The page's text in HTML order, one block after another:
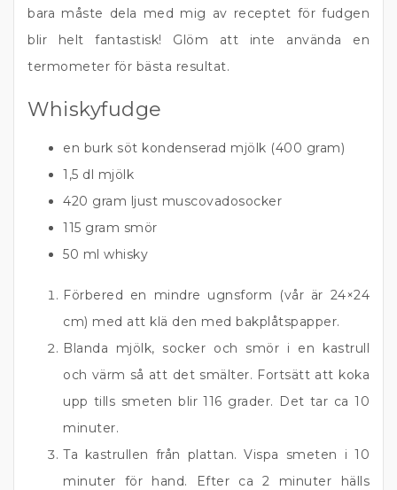
bara måste dela med mig av receptet för fudgen
blir helt fantastisk! Glöm att inte använda en
termometer för bästa resultat.
Whiskyfudge
en burk söt kondenserad mjölk (400 gram)
1,5 dl mjölk
420 gram ljust muscovadosocker
115 gram smör
50 ml whisky
Förbered en mindre ugnsform (vår är 24×24
cm) med att klä den med bakplåtspapper.
Blanda mjölk, socker och smör i en kastrull
och värm så att det smälter. Fortsätt att koka
upp tills smeten blir 116 grader. Det tar ca 10
minuter.
Ta kastrullen från plattan. Vispa smeten i 10
minuter för hand. Efter ca 2 minuter hälls